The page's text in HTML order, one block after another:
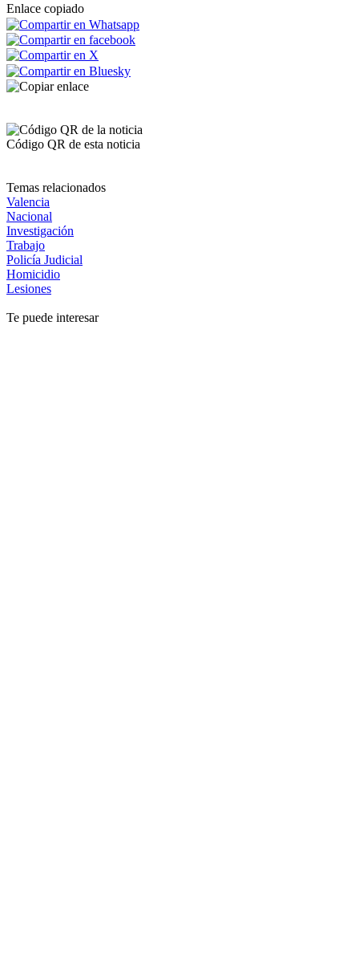
Enlace copiado
Código QR de esta noticia
Temas relacionados
Valencia
Nacional
Investigación
Trabajo
Policía Judicial
Homicidio
Lesiones
Te puede interesar